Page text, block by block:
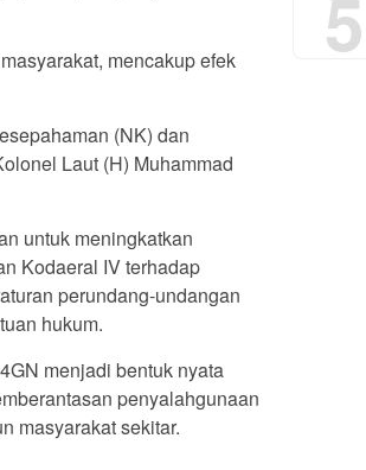
mencakup efek
(NK) dan
Laut (H) Muhammad
untuk meningkatkan
Kodaeral IV terhadap
perundang-undangan
hukum.
menjadi bentuk nyata
penyalahgunaan
masyarakat sekitar.
5